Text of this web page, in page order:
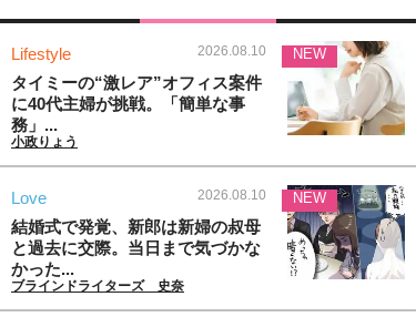
Lifestyle 2026.08.10
タイミーの“激レア”オフィス案件
に40代主婦が挑戦。「簡単な事
務」...
小政りょう
NEW
Love 2026.08.10
結婚式で発覚、新郎は新婦の叔母
と過去に交際。当日まで気づかな
かった...
ブラインドライターズ 史奈
NEW